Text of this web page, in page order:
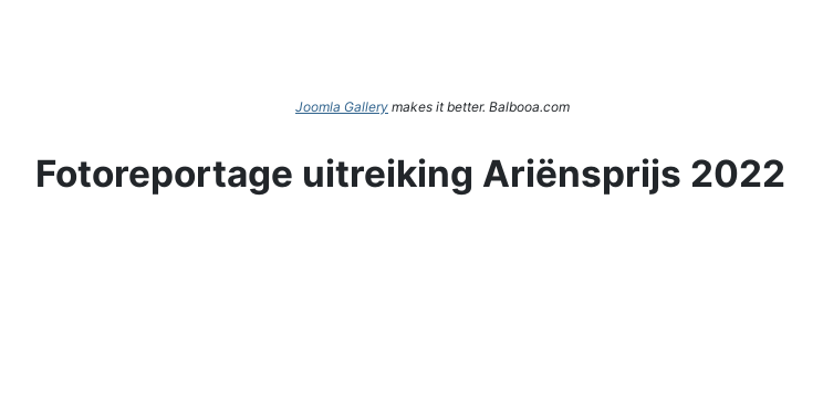
Joomla Gallery makes it better. Balbooa.com
Fotoreportage uitreiking Ariënsprijs 2022